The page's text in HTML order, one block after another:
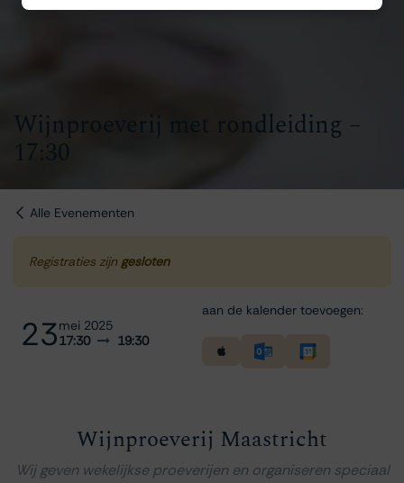
Wijnproeverij met rondleiding –
17:30
Alle Evenementen
Registraties zijn gesloten
23mei 2025
17:30
19:30
aan de kalender toevoegen:
Wijnproeverij Maastricht
Wij geven wekelijkse proeverijen en organiseren speciaal